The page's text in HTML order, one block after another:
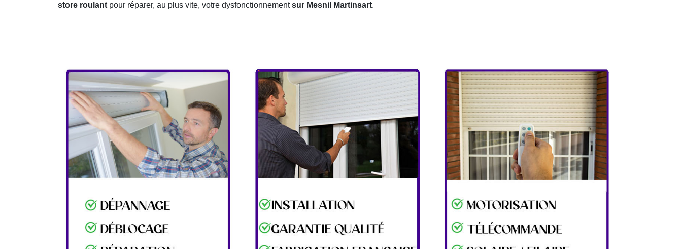
store roulant pour réparer, au plus vite, votre dysfonctionnementsur Mesnil Martinsart.